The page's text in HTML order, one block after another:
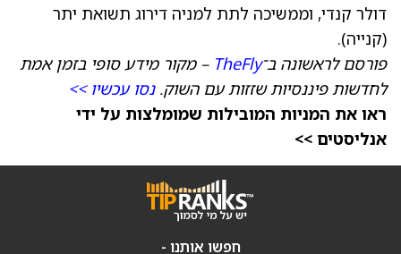
דולר קנדי, וממשיכה לתת למניה דירוג תשואת יתר
(קנייה).
פורסם לראשונה ב־TheFly – מקור מידע סופי בזמן אמת
לחדשות פיננסיות שזזות עם השוק.נסו עכשיו >>
ראו את המניות המובילות שמומלצות על ידי
אנליסטים >>
חפשו אותנו -